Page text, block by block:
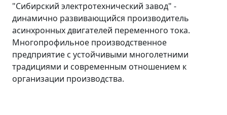
"Сибирский электротехнический завод" -
динамично развивающийся производитель
асинхронных двигателей переменного тока.
Многопрофильное производственное
предприятие с устойчивыми многолетними
традициями и современным отношением к
организации производства.